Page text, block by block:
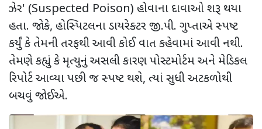
ઝેર' (Suspected Poison) હોવાના દાવાઓ શરૂ થયા
હતા. જોકે, હોસ્પિટલના ડાયરેક્ટર જી.પી. ગુપ્તાએ સ્પષ્ટ
કર્યું કે તેમની તરફથી આવી કોઈ વાત કહેવામાં આવી નથી.
તેમણે કહ્યું કે મૃત્યુનું અસલી કારણ પોસ્ટમોર્ટમ અને મેડિકલ
રિપોર્ટ આવ્યા પછી જ સ્પષ્ટ થશે, ત્યાં સુધી અટકળોથી
બચવું જોઈએ.